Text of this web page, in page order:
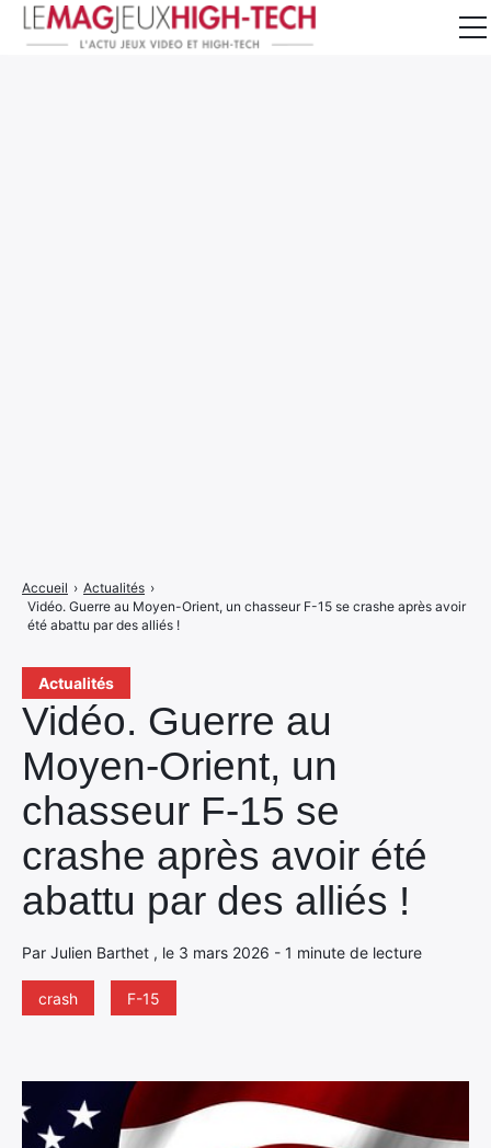
Actualités
Vidéo. Guerre au
Moyen-Orient, un
chasseur F-15 se
crashe après avoir été
abattu par des alliés !
Par Julien Barthet , le 3 mars 2026 - 1 minute de lecture
crash F-15
Accueil › Actualités ›
Vidéo. Guerre au Moyen-Orient, un chasseur F-15 se crashe après avoir
été abattu par des alliés !